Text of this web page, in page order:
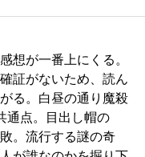
想が一番上にくる。
証がないため、読ん
る。白昼の通り魔殺
通点。目出し帽の
。流行する謎の奇